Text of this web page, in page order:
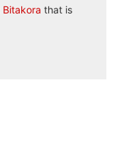
Bitakora that is